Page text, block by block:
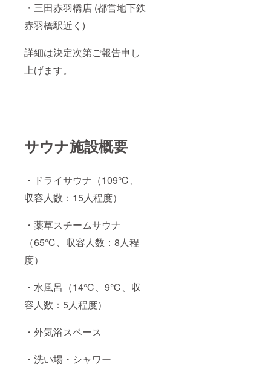
・三田赤羽橋店 (都営地下鉄
赤羽橋駅近く)
詳細は決定次第ご報告申し
上げます。
サウナ施設概要
・ドライサウナ（109℃、
収容人数：15人程度）
・薬草スチームサウナ
（65℃、収容人数：8人程
度）
・水風呂（14℃、9℃、収
容人数：5人程度）
・外気浴スペース
・洗い場・シャワー